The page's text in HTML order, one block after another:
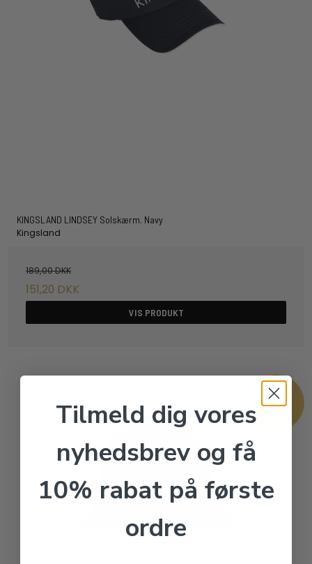
KINGSLAND LINDSEY Solskærm. Navy
Kingsland
189,00 DKK
151,20 DKK
VIS PRODUKT
UDSALG
Tilmeld dig vores
nyhedsbrev og få
10% rabat på første
ordre